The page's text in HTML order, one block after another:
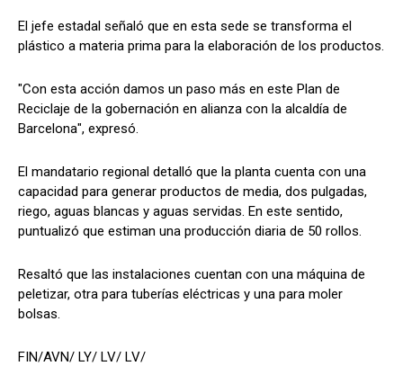
El jefe estadal señaló que en esta sede se transforma el
plástico a materia prima para la elaboración de los productos.
"Con esta acción damos un paso más en este Plan de
Reciclaje de la gobernación en alianza con la alcaldía de
Barcelona", expresó.
El mandatario regional detalló que la planta cuenta con una
capacidad para generar productos de media, dos pulgadas,
riego, aguas blancas y aguas servidas. En este sentido,
puntualizó que estiman una producción diaria de 50 rollos.
Resaltó que las instalaciones cuentan con una máquina de
peletizar, otra para tuberías eléctricas y una para moler
bolsas.
FIN/AVN/ LY/ LV/ LV/